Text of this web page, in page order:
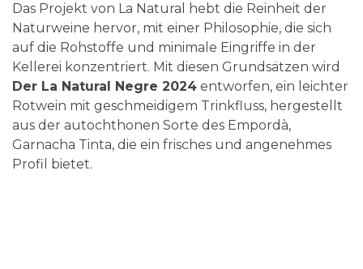
Das Projekt von La Natural hebt die Reinheit der
Naturweine hervor, mit einer Philosophie, die sich
auf die Rohstoffe und minimale Eingriffe in der
Kellerei konzentriert. Mit diesen Grundsätzen wird
Der La Natural Negre 2024 entworfen, ein leichter
Rotwein mit geschmeidigem Trinkfluss, hergestellt
aus der autochthonen Sorte des Empordà,
Garnacha Tinta, die ein frisches und angenehmes
Profil bietet.